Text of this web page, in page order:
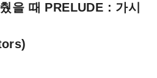
을 때 PRELUDE : 가시